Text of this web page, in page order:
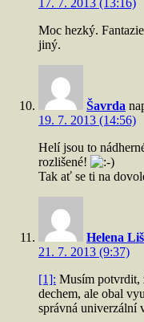
17. 7. 2013 (13:16)
Moc hezký.
jiný.
Šavrda
19. 7. 2013 (14:56)
Helí jsou to
rozlišené!
Tak ať se ti na
Helena
21. 7. 2013 (9:37)
[1]: Musím potvrdit,
dechem, ale obal
správná univerzální